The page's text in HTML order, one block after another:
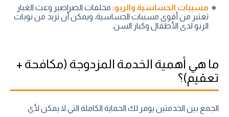
مسببات الحساسية والربو: مخلفات الصراصير وعث الغبار
تعتبر من أقوى مسببات الحساسية، ويمكن أن تزيد من نوبات
الربو لدى الأطفال وكبار السن.
ما هي أهمية الخدمة المزدوجة (مكافحة +
تعقيم)؟
الجمع بين الخدمتين يوفر لك الحماية الكاملة التي لا يمكن لأي